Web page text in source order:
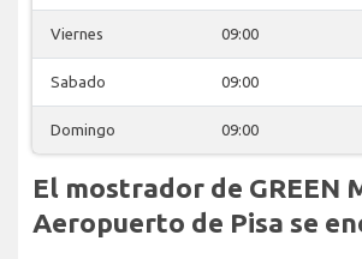
Viernes 09:00
Sabado 09:00
Domingo 09:00
El mostrador de GREEN
Aeropuerto de Pisa se